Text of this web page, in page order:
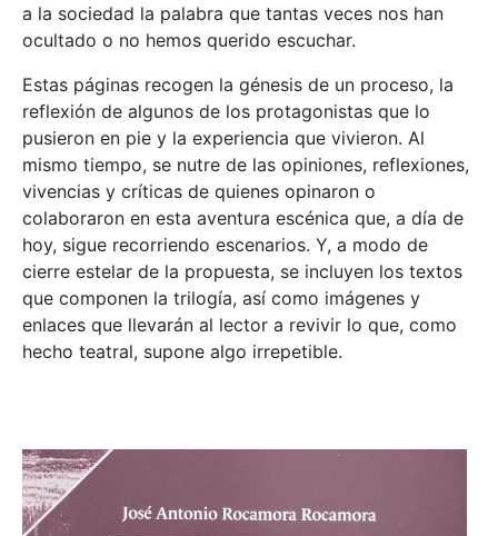
a la sociedad la palabra que tantas veces nos han
ocultado o no hemos querido escuchar.
Estas páginas recogen la génesis de un proceso, la
reflexión de algunos de los protagonistas que lo
pusieron en pie y la experiencia que vivieron. Al
mismo tiempo, se nutre de las opiniones, reflexiones,
vivencias y críticas de quienes opinaron o
colaboraron en esta aventura escénica que, a día de
hoy, sigue recorriendo escenarios. Y, a modo de
cierre estelar de la propuesta, se incluyen los textos
que componen la trilogía, así como imágenes y
enlaces que llevarán al lector a revivir lo que, como
hecho teatral, supone algo irrepetible.